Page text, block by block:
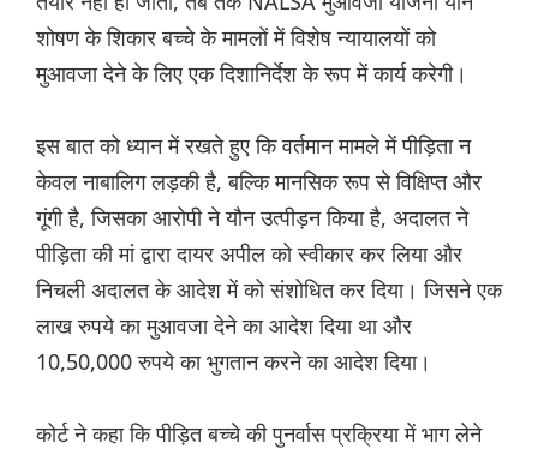
शोषण के शिकार बच्चे के मामलों में विशेष न्यायालयों को
मुआवजा देने के लिए एक दिशानिर्देश के रूप में कार्य करेगी।
इस बात को ध्यान में रखते हुए कि वर्तमान मामले में पीड़िता न
केवल नाबालिग लड़की है, बल्कि मानसिक रूप से विक्षिप्त और
गूंगी है, जिसका आरोपी ने यौन उत्पीड़न किया है, अदालत ने
पीड़िता की मां द्वारा दायर अपील को स्वीकार कर लिया और
निचली अदालत के आदेश में को संशोधित कर दिया। जिसने एक
लाख रुपये का मुआवजा देने का आदेश दिया था और
10,50,000 रुपये का भुगतान करने का आदेश दिया।
कोर्ट ने कहा कि पीड़ित बच्चे की पुनर्वास प्रक्रिया में भाग लेने